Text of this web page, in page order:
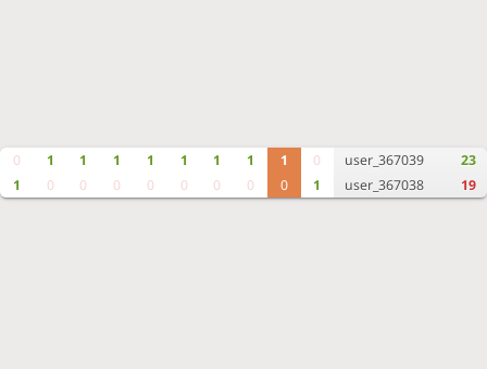
0
1
1
0
1
0
1
0
1
0
1
0
1
0
1
0
1
0
0
1
user_367039
user_367038
23
19